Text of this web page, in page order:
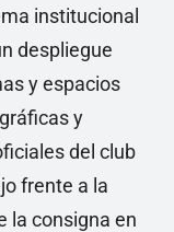
institucional
despliegue
y espacios
y
del club
frente a la
la consigna en